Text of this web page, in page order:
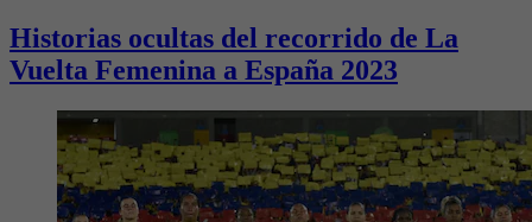
Historias ocultas del recorrido de La
Vuelta Femenina a España 2023